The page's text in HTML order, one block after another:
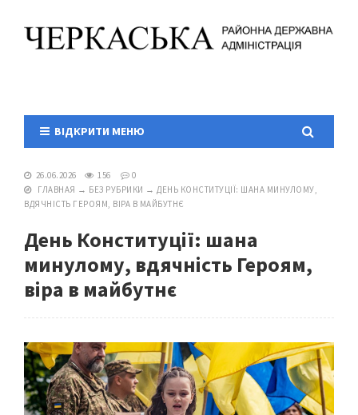
ВІДКРИТИ МЕНЮ
26.06.2026 156
0
ГЛАВНАЯ → БЕЗ РУБРИКИ → ДЕНЬ КОНСТИТУЦІЇ: ШАНА МИНУЛОМУ,
ВДЯЧНІСТЬ ГЕРОЯМ, ВІРА В МАЙБУТНЄ
День Конституції: шана
минулому, вдячність Героям,
віра в майбутнє